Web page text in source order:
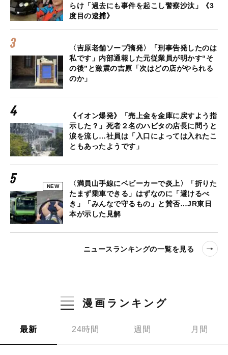
らけ「過去にも事件を起こし警察沙汰」《3
度目の逮捕》
〈吉原老舗ソープ摘発〉「刑事告発したのは
私です」内部通報した元従業員が明かす“そ
の後”と激震の吉原「次はどの店がやられる
のか」
《イオン爆発》「売上金を金庫に戻すよう指
示した？」死者２名のハビタの店長に問うと
涙を流し…社員は「入口によっては入れたこ
ともあったようです」
NEW
〈満員山手線にベビーカーで炎上〉「折りた
たまず乗車できる」はずなのに「避けるべ
き」「みんなで守るもの」と賛否…JR東日
本が示した見解
ニュースランキングの一覧を見る
漫画ランキング
最新 24時間 週間 月間